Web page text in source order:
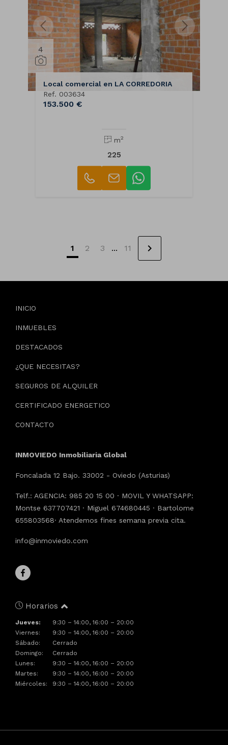
4
Local comercial en LA CORREDORIA
Ref. 003634
153.500 €
m2
225
1 2 3 ... 11 chevron_right
INICIO
INMUEBLES
DESTACADOS
¿QUE NECESITAS?
SEGUROS DE ALQUILER
CERTIFICADO ENERGETICO
CONTACTO
INMOVIEDO Inmobiliaria Global
Foncalada 12 Bajo. 33002 - Oviedo (Asturias)
Telf.: AGENCIA: 985 20 15 00 · MOVIL Y WHATSAPP:
Montse 637707421 · Miguel 674680445 · Bartolome
655803568· Atendemos fines semana previa cita.
info@inmoviedo.com
Horarios
Jueves:
9:30 – 14:00, 16:00 – 20:00
Viernes:
9:30 – 14:00, 16:00 – 20:00
Sábado:
Cerrado
Domingo:
Cerrado
Lunes:
9:30 – 14:00, 16:00 – 20:00
Martes:
9:30 – 14:00, 16:00 – 20:00
Miércoles:
9:30 – 14:00, 16:00 – 20:00